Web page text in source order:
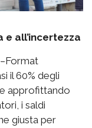
e all’incertezza
il 60% degli
approfittando
i saldi
giusta per